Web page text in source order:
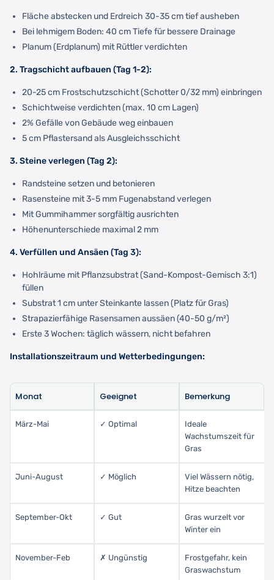
Fläche abstecken und Erdreich 30-35 cm tief ausheben
Bei lehmigem Boden: 40 cm Tiefe für bessere Drainage
Planum (Erdplanum) mit Rüttler verdichten
2. Tragschicht aufbauen (Tag 1-2):
20-25 cm Frostschutzschicht (Schotter 0/32 mm) einbringen
Schichtweise verdichten (max. 10 cm Lagen)
2% Gefälle von Gebäude weg einbauen
5 cm Pflastersand als Ausgleichsschicht
3. Steine verlegen (Tag 2):
Randsteine setzen und betonieren
Rasensteine mit 3-5 mm Fugenabstand verlegen
Mit Gummihammer sorgfältig ausrichten
Höhenunterschiede maximal 2 mm
4. Verfüllen und Ansäen (Tag 3):
Hohlräume mit Pflanzsubstrat (Sand-Kompost-Gemisch 3:1)
füllen
Substrat 1 cm unter Steinkante lassen (Platz für Gras)
Strapazierfähige Rasensamen aussäen (40-50 g/m²)
Erste 3 Wochen: täglich wässern, nicht befahren
Installationszeitraum und Wetterbedingungen:
Monat Geeignet Bemerkung
März-Mai ✓ Optimal
Ideale
Wachstumszeit für
Gras
Juni-August ✓ Möglich
Viel Wässern nötig,
Hitze beachten
September-Okt ✓ Gut
Gras wurzelt vor
Winter ein
November-Feb ✗ Ungünstig
Frostgefahr, kein
Graswachstum